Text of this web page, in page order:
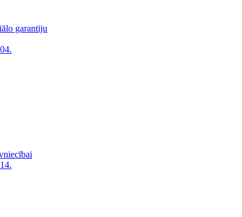
garantiju